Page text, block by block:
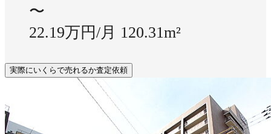
〜
22.19万円/月 120.31m²
実際にいくらで売れるか査定依頼